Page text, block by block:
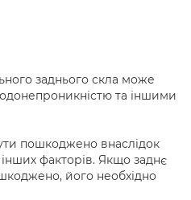
заднього скла може
та іншими
пошкоджено внаслідок
факторів. Якщо заднє
його необхідно